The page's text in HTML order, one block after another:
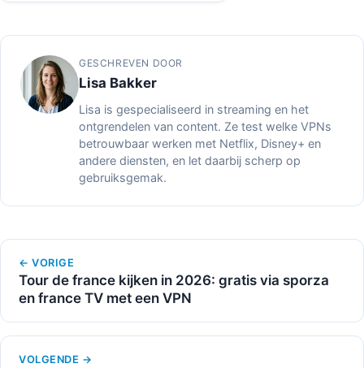
GESCHREVEN DOOR
Lisa Bakker
Lisa is gespecialiseerd in streaming en het
ontgrendelen van content. Ze test welke VPNs
betrouwbaar werken met Netflix, Disney+ en
andere diensten, en let daarbij scherp op
gebruiksgemak.
← VORIGE
Tour de france kijken in 2026: gratis via sporza
en france TV met een VPN
VOLGENDE →